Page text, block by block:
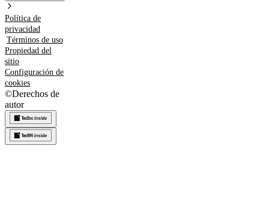
Política de
privacidad
Términos de uso
Propiedad del
sitio
Configuración de
cookies
©Derechos de
autor